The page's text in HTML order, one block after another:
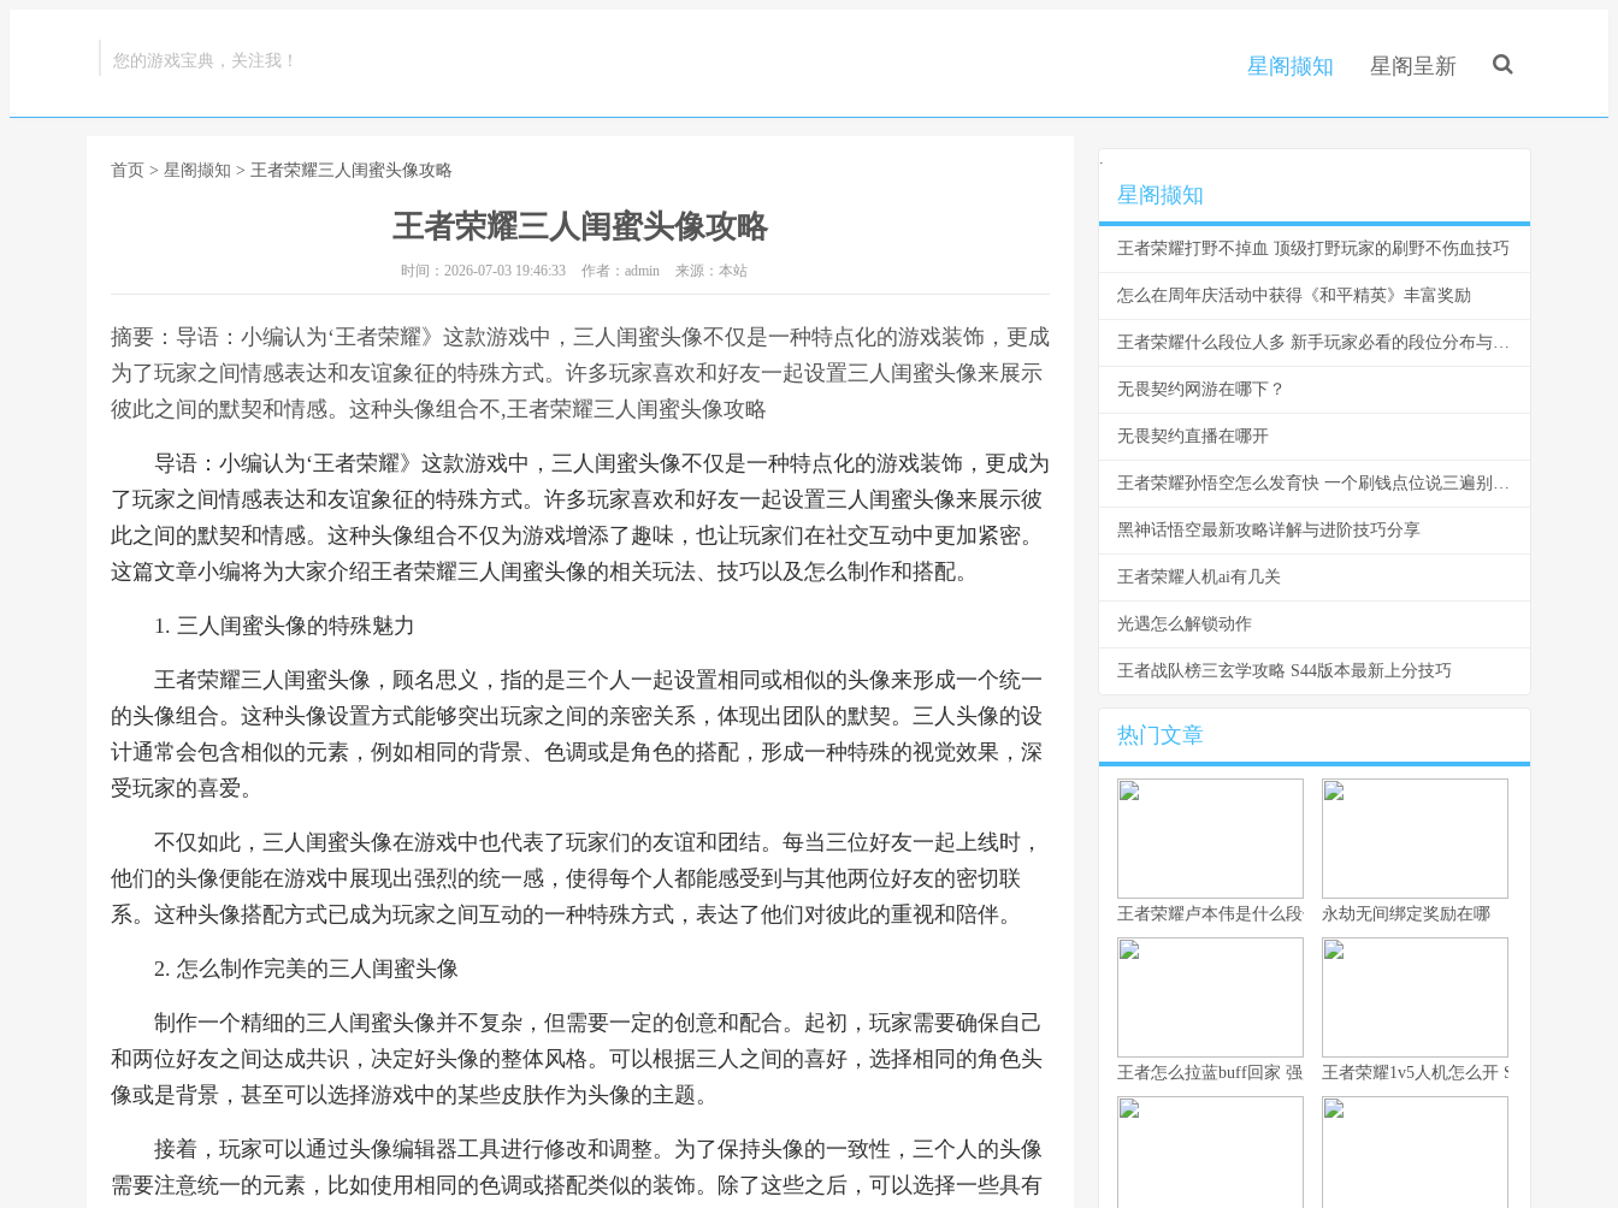
您的游戏宝典，关注我！ 星阁撷知 星阁呈新
首页 > 星阁撷知 > 王者荣耀三人闺蜜头像攻略
王者荣耀三人闺蜜头像攻略
时间：2026-07-03 19:46:33 作者：admin 来源：本站
摘要：导语：小编认为‘王者荣耀》这款游戏中，三人闺蜜头像不仅是一种特点化的游戏装饰，更成
为了玩家之间情感表达和友谊象征的特殊方式。许多玩家喜欢和好友一起设置三人闺蜜头像来展示
彼此之间的默契和情感。这种头像组合不,王者荣耀三人闺蜜头像攻略
导语：小编认为‘王者荣耀》这款游戏中，三人闺蜜头像不仅是一种特点化的游戏装饰，更成为
了玩家之间情感表达和友谊象征的特殊方式。许多玩家喜欢和好友一起设置三人闺蜜头像来展示彼
此之间的默契和情感。这种头像组合不仅为游戏增添了趣味，也让玩家们在社交互动中更加紧密。
这篇文章小编将为大家介绍王者荣耀三人闺蜜头像的相关玩法、技巧以及怎么制作和搭配。
1. 三人闺蜜头像的特殊魅力
王者荣耀三人闺蜜头像，顾名思义，指的是三个人一起设置相同或相似的头像来形成一个统一
的头像组合。这种头像设置方式能够突出玩家之间的亲密关系，体现出团队的默契。三人头像的设
计通常会包含相似的元素，例如相同的背景、色调或是角色的搭配，形成一种特殊的视觉效果，深
受玩家的喜爱。
不仅如此，三人闺蜜头像在游戏中也代表了玩家们的友谊和团结。每当三位好友一起上线时，
他们的头像便能在游戏中展现出强烈的统一感，使得每个人都能感受到与其他两位好友的密切联
系。这种头像搭配方式已成为玩家之间互动的一种特殊方式，表达了他们对彼此的重视和陪伴。
2. 怎么制作完美的三人闺蜜头像
制作一个精细的三人闺蜜头像并不复杂，但需要一定的创意和配合。起初，玩家需要确保自己
和两位好友之间达成共识，决定好头像的整体风格。可以根据三人之间的喜好，选择相同的角色头
像或是背景，甚至可以选择游戏中的某些皮肤作为头像的主题。
接着，玩家可以通过头像编辑器工具进行修改和调整。为了保持头像的一致性，三个人的头像
需要注意统一的元素，比如使用相同的色调或搭配类似的装饰。除了这些之后，可以选择一些具有
.
星阁撷知
王者荣耀打野不掉血 顶级打野玩家的刷野不伤血技巧
怎么在周年庆活动中获得《和平精英》丰富奖励
王者荣耀什么段位人多 新手玩家必看的段位分布与爬坑指南
无畏契约网游在哪下？
无畏契约直播在哪开
王者荣耀孙悟空怎么发育快 一个刷钱点位说三遍别再浪了
黑神话悟空最新攻略详解与进阶技巧分享
王者荣耀人机ai有几关
光遇怎么解锁动作
王者战队榜三玄学攻略 S44版本最新上分技巧
热门文章
王者荣耀卢本伟是什么段位 从数据看卢本伟的实战定位与上限
永劫无间绑定奖励在哪
王者怎么拉蓝buff回家 强度排行与拉野技巧全解析
王者荣耀1v5人机怎么开 S44赛季入口